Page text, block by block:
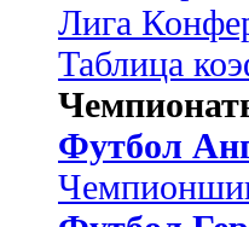
Лига
Таблица
Футбол